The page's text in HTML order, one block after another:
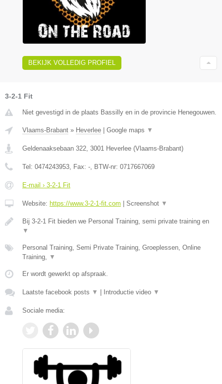
BEKIJK VOLLEDIG PROFIEL
3-2-1 Fit
Niet gevestigd in de plaats Bassilly en in de provincie Henegouwen.
Vlaams-Brabant » Heverlee Google maps ▼
Geldenaaksebaan 322, 3001 Heverlee (Vlaams-Brabant)
Tel: 0474243953, Fax: -, BTW-nr: 0717667069
E-mail › 3-2-1 Fit
Website: https://www.3-2-1-fit.com Screenshot ▼
Bij 3-2-1 Fit bieden we Personal Training, semi private training en
▼
Personal Training, Semi Private Training, Groeplessen, Online
Training, ▼
Er wordt gewerkt op afspraak.
Laatste facebook posts ▼ Introductie video ▼
Sociale media: